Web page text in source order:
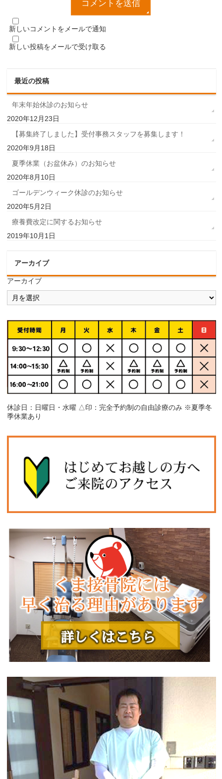
新しいコメントをメールで通知
新しい投稿をメールで受け取る
最近の投稿
年末年始休診のお知らせ
2020年12月23日
【募集終了しました】受付事務スタッフを募集します！
2020年9月18日
夏季休業（お盆休み）のお知らせ
2020年8月10日
ゴールデンウィーク休診のお知らせ
2020年5月2日
療養費改定に関するお知らせ
2019年10月1日
アーカイブ
アーカイブ
休診日：日曜日・水曜 △印：完全予約制の自由診療のみ ※夏季冬
季休業あり